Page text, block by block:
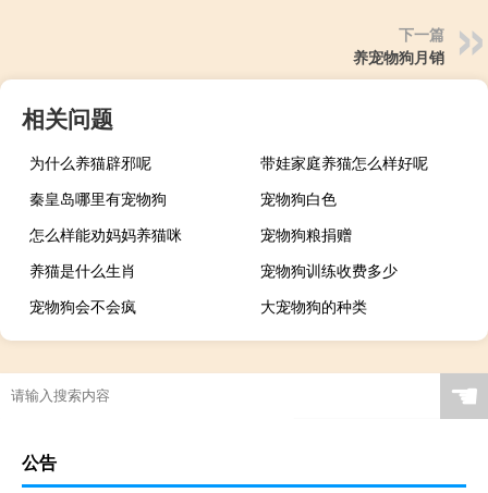
下一篇
养宠物狗月销
相关问题
为什么养猫辟邪呢
带娃家庭养猫怎么样好呢
秦皇岛哪里有宠物狗
宠物狗白色
怎么样能劝妈妈养猫咪
宠物狗粮捐赠
养猫是什么生肖
宠物狗训练收费多少
宠物狗会不会疯
大宠物狗的种类
☚
公告